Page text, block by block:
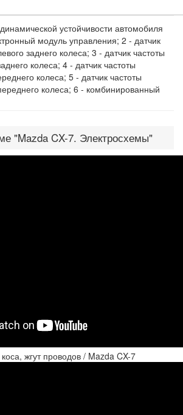
устойчивости автомобиля
модуль управления; 2 - датчик
заднего колеса; 3 - датчик частоты
колеса; 4 - датчик частоты
колеса; 5 - датчик частоты
колеса; 6 - комбинированный
"Mazda CX-7. Электросхемы"
жгут проводов / Mazda CX-7